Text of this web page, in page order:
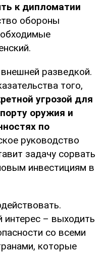
к дипломатии
обороны
разведкой.
того,
угрозой для
оружия и
по
руководство
задачу сорвать
инвестициям в
интерес – выходить
со всеми
которые